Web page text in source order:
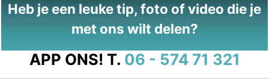
Heb je een leuke tip, foto of video die je
met ons wilt delen?
APP ONS! T. 06 - 574 71 321